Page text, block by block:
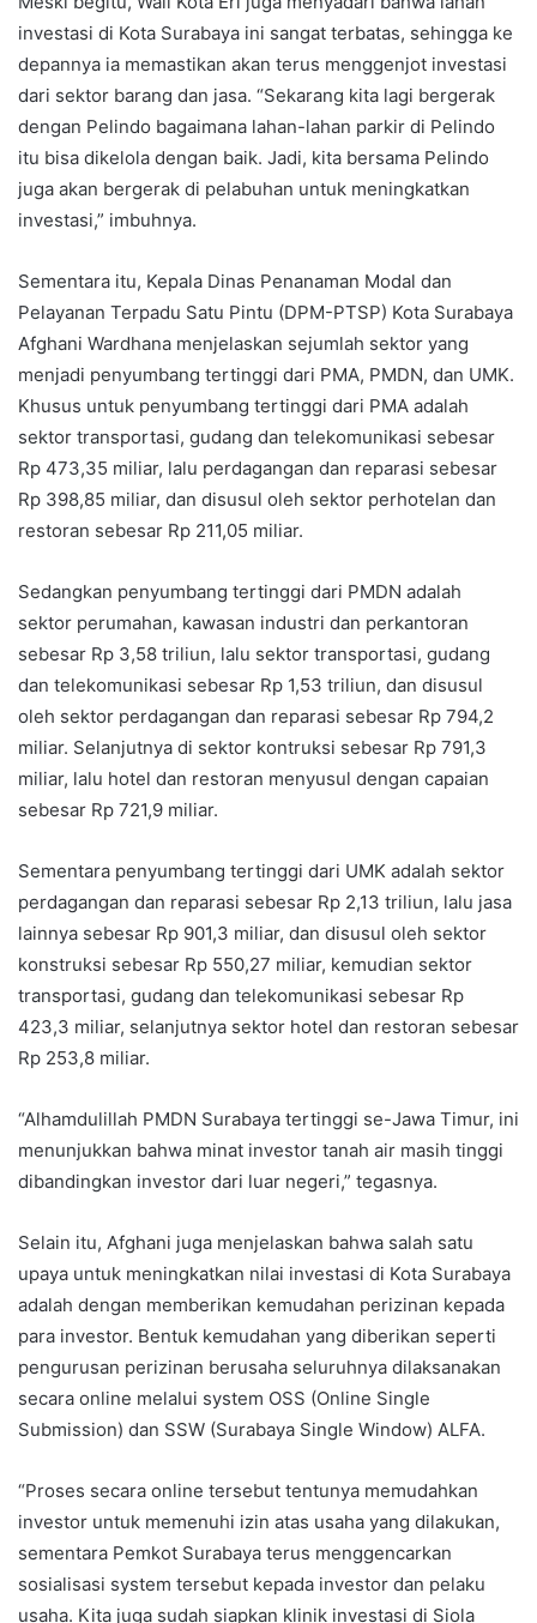
investasi di Kota Surabaya ini sangat terbatas, sehingga ke
depannya ia memastikan akan terus menggenjot investasi
dari sektor barang dan jasa. “Sekarang kita lagi bergerak
dengan Pelindo bagaimana lahan-lahan parkir di Pelindo
itu bisa dikelola dengan baik. Jadi, kita bersama Pelindo
juga akan bergerak di pelabuhan untuk meningkatkan
investasi,” imbuhnya.
Sementara itu, Kepala Dinas Penanaman Modal dan
Pelayanan Terpadu Satu Pintu (DPM-PTSP) Kota Surabaya
Afghani Wardhana menjelaskan sejumlah sektor yang
menjadi penyumbang tertinggi dari PMA, PMDN, dan UMK.
Khusus untuk penyumbang tertinggi dari PMA adalah
sektor transportasi, gudang dan telekomunikasi sebesar
Rp 473,35 miliar, lalu perdagangan dan reparasi sebesar
Rp 398,85 miliar, dan disusul oleh sektor perhotelan dan
restoran sebesar Rp 211,05 miliar.
Sedangkan penyumbang tertinggi dari PMDN adalah
sektor perumahan, kawasan industri dan perkantoran
sebesar Rp 3,58 triliun, lalu sektor transportasi, gudang
dan telekomunikasi sebesar Rp 1,53 triliun, dan disusul
oleh sektor perdagangan dan reparasi sebesar Rp 794,2
miliar. Selanjutnya di sektor kontruksi sebesar Rp 791,3
miliar, lalu hotel dan restoran menyusul dengan capaian
sebesar Rp 721,9 miliar.
Sementara penyumbang tertinggi dari UMK adalah sektor
perdagangan dan reparasi sebesar Rp 2,13 triliun, lalu jasa
lainnya sebesar Rp 901,3 miliar, dan disusul oleh sektor
konstruksi sebesar Rp 550,27 miliar, kemudian sektor
transportasi, gudang dan telekomunikasi sebesar Rp
423,3 miliar, selanjutnya sektor hotel dan restoran sebesar
Rp 253,8 miliar.
“Alhamdulillah PMDN Surabaya tertinggi se-Jawa Timur, ini
menunjukkan bahwa minat investor tanah air masih tinggi
dibandingkan investor dari luar negeri,” tegasnya.
Selain itu, Afghani juga menjelaskan bahwa salah satu
upaya untuk meningkatkan nilai investasi di Kota Surabaya
adalah dengan memberikan kemudahan perizinan kepada
para investor. Bentuk kemudahan yang diberikan seperti
pengurusan perizinan berusaha seluruhnya dilaksanakan
secara online melalui system OSS (Online Single
Submission) dan SSW (Surabaya Single Window) ALFA.
“Proses secara online tersebut tentunya memudahkan
investor untuk memenuhi izin atas usaha yang dilakukan,
sementara Pemkot Surabaya terus menggencarkan
sosialisasi system tersebut kepada investor dan pelaku
usaha. Kita juga sudah siapkan klinik investasi di Siola